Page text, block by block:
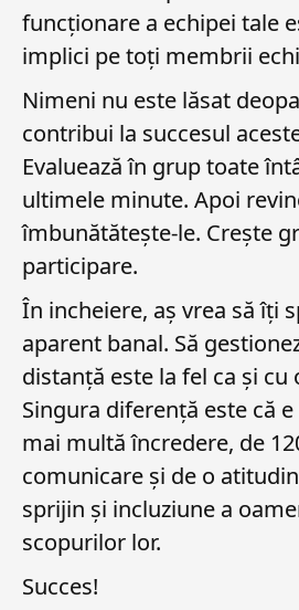
funcționare a echipei tale
implici pe toți membrii
Nimeni nu este lăsat
contribui la succesul
Evaluează în grup toate
ultimele minute. Apoi
îmbunătătește-le. Crește
participare.
În incheiere, aș vrea să îți
aparent banal. Să
distanță este la fel ca și cu
Singura diferență este că
mai multă încredere, de
comunicare și de o
sprijin și incluziune a
scopurilor lor.
Succes!